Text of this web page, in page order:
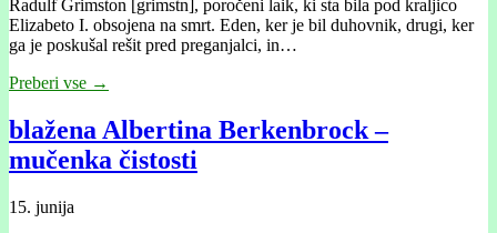
Radulf Grimston [grimstn], poročeni laik, ki sta bila pod kraljico
Elizabeto I. obsojena na smrt. Eden, ker je bil duhovnik, drugi, ker
ga je poskušal rešit pred preganjalci, in…
Preberi vse →
blažena Albertina Berkenbrock –
mučenka čistosti
15. junija